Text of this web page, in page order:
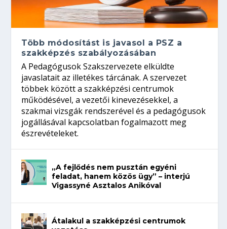
Több módosítást is javasol a PSZ a
szakképzés szabályozásában
A Pedagógusok Szakszervezete elküldte
javaslatait az illetékes tárcának. A szervezet
többek között a szakképzési centrumok
működésével, a vezetői kinevezésekkel, a
szakmai vizsgák rendszerével és a pedagógusok
jogállásával kapcsolatban fogalmazott meg
észrevételeket.
„A fejlődés nem pusztán egyéni
feladat, hanem közös ügy” – interjú
Vigassyné Asztalos Anikóval
Átalakul a szakképzési centrumok